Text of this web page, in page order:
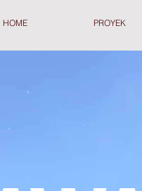
HOME PROYEK